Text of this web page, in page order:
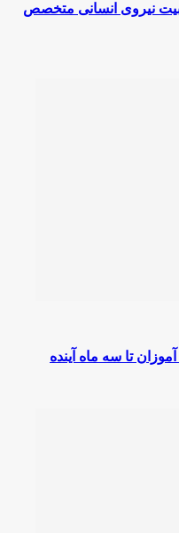
نیروی انسانی متخصص
تا سه ماه آینده